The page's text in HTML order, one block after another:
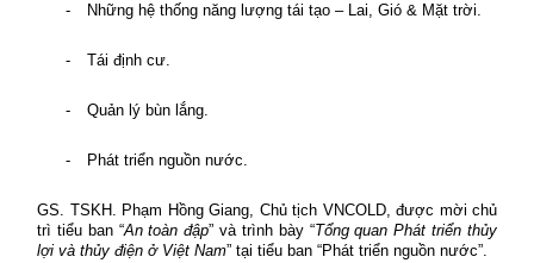
- Những hệ thống năng lượng tái tạo – Lai, Gió & Mặt trời.
- Tái định cư.
- Quản lý bùn lắng.
- Phát triển nguồn nước.
GS. TSKH. Phạm Hồng Giang, Chủ tịch VNCOLD, được mời chủ
trì tiểu ban “An toàn đập” và trình bày “Tổng quan Phát triển thủy
lợi và thủy điện ở Việt Nam” tại tiểu ban “Phát triển nguồn nước”.